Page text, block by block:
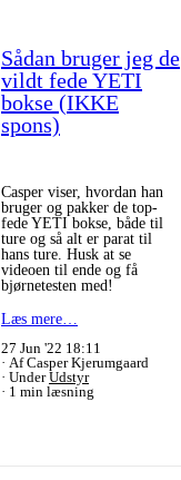
Sådan bruger jeg de
vildt fede YETI
bokse (IKKE
spons)
Casper viser, hvordan han
bruger og pakker de top-
fede YETI bokse, både til
ture og så alt er parat til
hans ture. Husk at se
videoen til ende og få
bjørnetesten med!
Læs mere…
27 Jun '22 18:11
Af Casper Kjerumgaard
UnderUdstyr
1 min læsning